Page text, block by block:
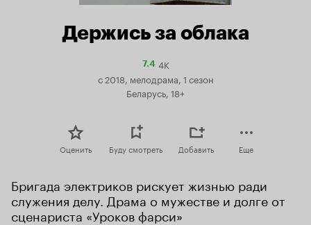
Держись за облака
7.4Рейтинг
Кинопоиска
7.4
4K
с 2018, мелодрама, 1 сезон
Беларусь, 18+
Оценить Буду смотреть Добавить Еще
Бригада электриков рискует жизнью ради
служения делу. Драма о мужестве и долге от
сценариста «Уроков фарси»